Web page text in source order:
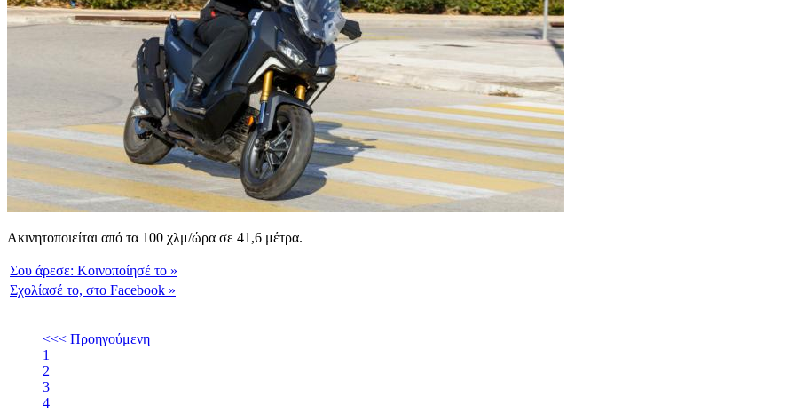
Ακινητοποιείται από τα 100 χλμ/ώρα σε 41,6 μέτρα.
Σου άρεσε: Κοινοποίησέ το »
Σχολίασέ το, στο Facebook »
<<< Προηγούμενη
1
2
3
4